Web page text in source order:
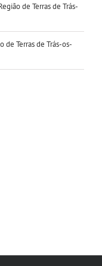
de Terras de Trás-
de Terras de Trás-os-